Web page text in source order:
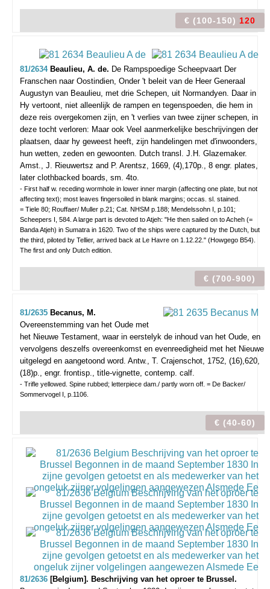
€ (100-150) 120
81/2634 Beaulieu, A. de. De Rampspoedige Scheepvaart Der
Franschen naar Oostindien, Onder 't beleit van de Heer Generaal
Augustyn van Beaulieu, met drie Schepen, uit Normandyen. Daar in
Hy vertoont, niet alleenlijk de rampen en tegenspoeden, die hem in
deze reis overgekomen zijn, en 't verlies van twee zijner schepen, in
deze tocht verloren: Maar ook Veel aanmerkelijke beschrijvingen der
plaatsen, daar hy geweest heeft, zijn handelingen met d'inwoonders,
hun wetten, zeden en gewoonten. Dutch transl. J.H. Glazemaker.
Amst., J. Rieuwertsz and P. Arentsz, 1669, (4),170p., 8 engr. plates,
later clothbacked boards, sm. 4to.
- First half w. receding wormhole in lower inner margin (affecting one plate, but not
affecting text); most leaves fingersoiled in blank margins; occas. sl. stained.
= Tiele 80; Rouffaer/ Muller p.21; Cat. NHSM p.188; Mendelssohn I, p.101;
Scheepers I, 584. A large part is devoted to Atjeh: "He then sailed on to Acheh (=
Banda Atjeh) in Sumatra in 1620. Two of the ships were captured by the Dutch, but
the third, piloted by Tellier, arrived back at Le Havre on 1.12.22." (Howgego B54).
The first and only Dutch edition.
€ (700-900)
81/2635 Becanus, M.
Overeenstemming van het Oude met
het Nieuwe Testament, waar in eerstelyk de inhoud van het Oude, en
vervolgens deszelfs overeenkomst en evenreedigheid met het Nieuwe
uitgelegd en aangetoond word. Antw., T. Crajenschot, 1752, (16),620,
(18)p., engr. frontisp., title-vignette, contemp. calf.
- Trifle yellowed. Spine rubbed; letterpiece dam./ partly worn off. = De Backer/
Sommervogel I, p.1106.
€ (40-60)
81/2636 [Belgium]. Beschrijving van het oproer te Brussel.